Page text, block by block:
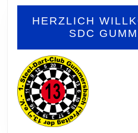
HERZLICH
SDC